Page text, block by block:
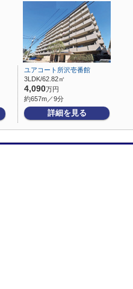
ユアコート所沢壱番館
3LDK/62.82㎡
4,090万円
約657m／9分
詳細を見る